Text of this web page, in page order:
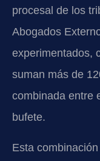
procesal de los
Abogados
experimentados,
suman más de
combinada entre
bufete.
Esta